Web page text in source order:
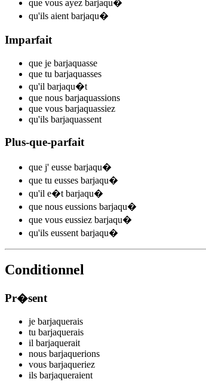
que vous ayez barjaqu�
qu'ils aient barjaqu�
Imparfait
que je barjaquasse
que tu barjaquasses
qu'il barjaqu�t
que nous barjaquassions
que vous barjaquassiez
qu'ils barjaquassent
Plus-que-parfait
que j' eusse barjaqu�
que tu eusses barjaqu�
qu'il e�t barjaqu�
que nous eussions barjaqu�
que vous eussiez barjaqu�
qu'ils eussent barjaqu�
Conditionnel
Pr�sent
je barjaquerais
tu barjaquerais
il barjaquerait
nous barjaquerions
vous barjaqueriez
ils barjaqueraient